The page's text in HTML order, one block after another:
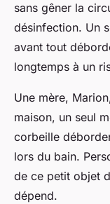
sans gêner la
désinfection. Un
avant tout
longtemps à un
Une mère,
maison, un seul
corbeille
lors du bain.
de ce petit objet
dépend.